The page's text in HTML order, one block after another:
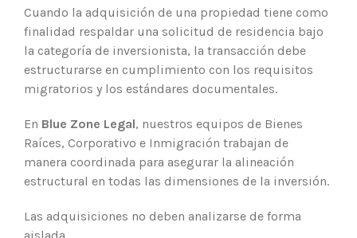
Cuando la adquisición de una propiedad tiene como
finalidad respaldar una solicitud de residencia bajo
la categoría de inversionista, la transacción debe
estructurarse en cumplimiento con los requisitos
migratorios y los estándares documentales.
En Blue Zone Legal, nuestros equipos de Bienes
Raíces, Corporativo e Inmigración trabajan de
manera coordinada para asegurar la alineación
estructural en todas las dimensiones de la inversión.
Las adquisiciones no deben analizarse de forma